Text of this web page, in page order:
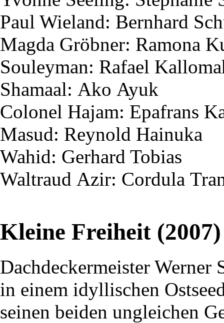
Paul Wieland: Bernhard
Magda Gröbner: Ramona
Souleyman: Rafael
Shamaal: Ako Ayuk
Colonel Hajam: Epafrans
Masud: Reynold Hainuka
Wahid: Gerhard Tobias
Waltraud Azir: Cordula
Kleine Freiheit (2007)
Dachdeckermeister
in einem idyllischen
seinen beiden ungleichen